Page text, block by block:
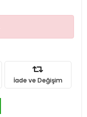
İade ve Değişim